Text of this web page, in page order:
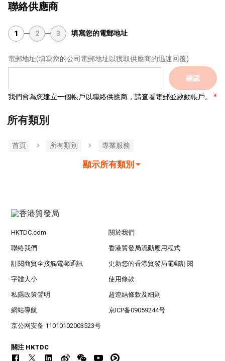
聯絡供應商
1 2 3 填寫您的電郵地址
電郵地址(填寫您的公司電郵地址以獲取供應商的迅速回覆)
確認
我們會為您建立一個帳戶以聯絡供應商，請查看電郵並啟動帳戶。
所有類別
首頁 所有類別 專業服務
顯示所有類別
HKTDC.com 關於我們
聯絡我們 香港貿發局流動應用程式
訂閱商貿全接觸電郵通訊 更新您的香港貿發局電郵訂閱
字體大小 使用條款
私隱政策聲明 超連結條款及細則
網站導航 京ICP备09059244号
京公网安备 11010102003523号
關注 HKTDC